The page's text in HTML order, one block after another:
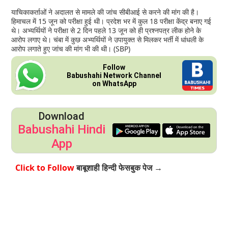
याचिकाकर्ताओं ने अदालत से मामले की जांच सीबीआई से करने की मांग की है।
हिमाचल में 15 जून को परीक्षा हुई थी। प्रदेश भर में कुल 18 परीक्षा केंद्र बनाए गई
थे। अभ्यर्थियों ने परीक्षा से 2 दिन पहले 13 जून को ही प्रश्नपत्र लीक होने के
आरोप लगाए थे। चंबा में कुछ अभ्यर्थियों ने उपायुक्त से मिलकर भर्ती में धांधली के
आरोप लगाते हुए जांच की मांग भी की थी। (SBP)
Follow
Babushahi Network Channel
on WhatsApp
Download
Babushahi Hindi
App
Click to Followबाबूशाही हिन्दी फेसबुक पेज →